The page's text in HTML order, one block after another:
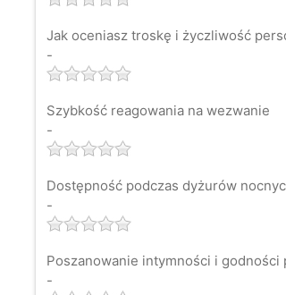
Jak oceniasz troskę i życzliwość
-
Szybkość reagowania na wezwanie
-
Dostępność podczas dyżurów
-
Poszanowanie intymności i godności
-